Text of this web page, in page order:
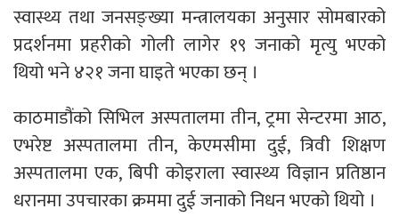
स्वास्थ्य तथा जनसङ्ख्या मन्त्रालयका अनुसार सोमबारको
प्रदर्शनमा प्रहरीको गोली लागेर १९ जनाको मृत्यु भएको
थियो भने ४२१ जना घाइते भएका छन् ।
काठमाडौंको सिभिल अस्पतालमा तीन, ट्रमा सेन्टरमा आठ,
एभरेष्ट अस्पतालमा तीन, केएमसीमा दुई, त्रिवी शिक्षण
अस्पतालमा एक, बिपी कोइराला स्वास्थ्य विज्ञान प्रतिष्ठान
धरानमा उपचारका क्रममा दुई जनाको निधन भएको थियो ।